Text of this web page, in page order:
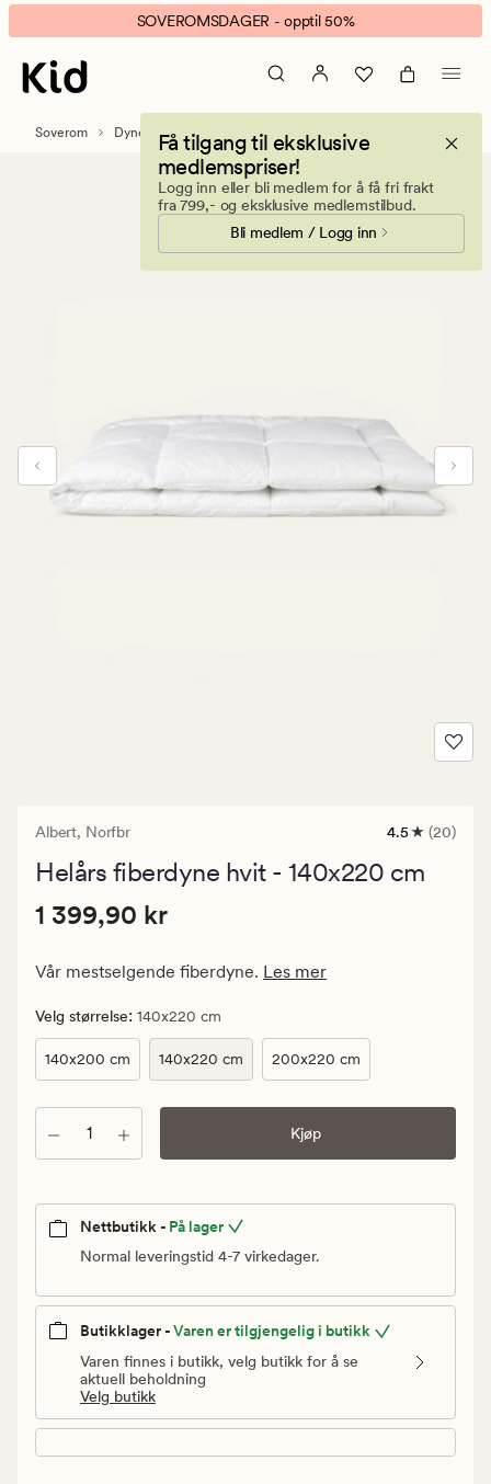
Albert
helårs
fiberdyne
hvit
banner.
Klikk
ESCAPE
SOVEROMSDAGER - opptil 50%
Få tilgang til eksklusive
medlemspriser!
Logg inn eller bli medlem for å få fri frakt
fra 799,- og eksklusive medlemstilbud.
Bli medlem / Logg inn
Soverom Dyner Fiberdyner
Albert, Norfbr
20
med
4.5 (20)
Helårs fiberdyne hvit - 140x220 cm
Pris
399,90
Vanlig
pris
Pris 1 399,90 kr
1 399,90 kr
Vår mestselgende fiberdyne. Les mer
Velg størrelse: 140x220 cm
140x200 cm 140x220 cm 200x220 cm
Antall Kjøp
Nettbutikk - På lager
Normal leveringstid 4-7 virkedager.
Butikklager -Varen er tilgjengelig i butikk
Varen finnes i butikk, velg butikk for å se
aktuell beholdning
Velg butikk